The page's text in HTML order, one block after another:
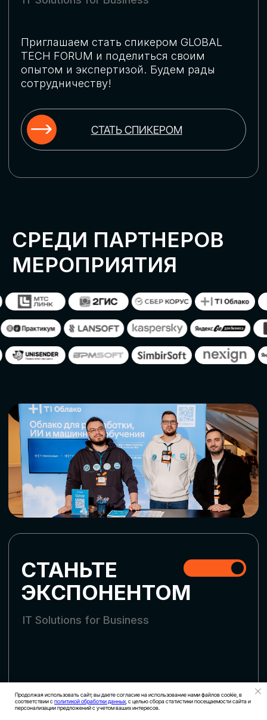
Продолжая использовать сайт, вы даете согласие на использование нами файлов cookie, в
соответствии сполитикой обработки данных , с целью сбора статистики посещаемости сайта и
персонализации предложений с учетом ваших интересов.
ЗАЯВКУ
АККРЕДИТАЦИЯ СМИ
СКАЧАТЬ ПРОГРАММУ
СТАТЬ СПИКЕРОМ
Оставьте заявку, наши менеджеры
свяжутся с вами
СТАТЬ УЧАСТНИКОМ